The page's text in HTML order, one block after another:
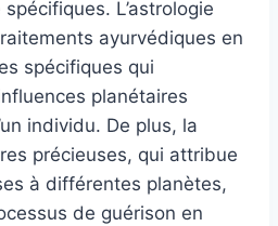
L’astrologie
ayurvédiques en
spécifiques qui
planétaires
individu. De plus, la
précieuses, qui attribue
à différentes planètes,
de guérison en